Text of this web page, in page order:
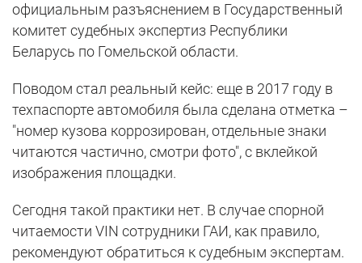
официальным разъяснением в Государственный
комитет судебных экспертиз Республики
Беларусь по Гомельской области.
Поводом стал реальный кейс: еще в 2017 году в
техпаспорте автомобиля была сделана отметка –
"номер кузова коррозирован, отдельные знаки
читаются частично, смотри фото", с вклейкой
изображения площадки.
Сегодня такой практики нет. В случае спорной
читаемости VIN сотрудники ГАИ, как правило,
рекомендуют обратиться к судебным экспертам.